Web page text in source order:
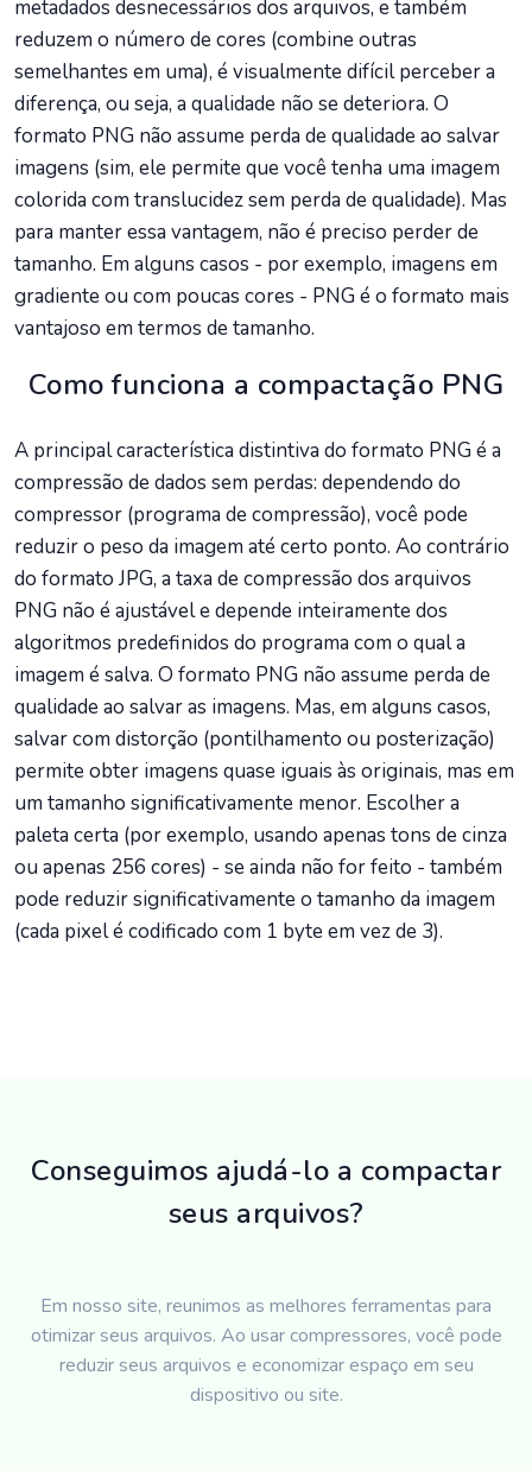
metadados desnecessários dos arquivos, e também
reduzem o número de cores (combine outras
semelhantes em uma), é visualmente difícil perceber a
diferença, ou seja, a qualidade não se deteriora. O
formato PNG não assume perda de qualidade ao salvar
imagens (sim, ele permite que você tenha uma imagem
colorida com translucidez sem perda de qualidade). Mas
para manter essa vantagem, não é preciso perder de
tamanho. Em alguns casos - por exemplo, imagens em
gradiente ou com poucas cores - PNG é o formato mais
vantajoso em termos de tamanho.
Como funciona a compactação PNG
A principal característica distintiva do formato PNG é a
compressão de dados sem perdas: dependendo do
compressor (programa de compressão), você pode
reduzir o peso da imagem até certo ponto. Ao contrário
do formato JPG, a taxa de compressão dos arquivos
PNG não é ajustável e depende inteiramente dos
algoritmos predefinidos do programa com o qual a
imagem é salva. O formato PNG não assume perda de
qualidade ao salvar as imagens. Mas, em alguns casos,
salvar com distorção (pontilhamento ou posterização)
permite obter imagens quase iguais às originais, mas em
um tamanho significativamente menor. Escolher a
paleta certa (por exemplo, usando apenas tons de cinza
ou apenas 256 cores) - se ainda não for feito - também
pode reduzir significativamente o tamanho da imagem
(cada pixel é codificado com 1 byte em vez de 3).
Conseguimos ajudá-lo a compactar
seus arquivos?
Em nosso site, reunimos as melhores ferramentas para
otimizar seus arquivos. Ao usar compressores, você pode
reduzir seus arquivos e economizar espaço em seu
dispositivo ou site.